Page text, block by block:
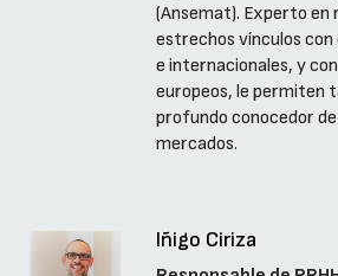
(Ansemat). Experto en
estrechos vínculos con
e internacionales, y
europeos, le permiten
profundo conocedor
mercados.
Iñigo Ciriza